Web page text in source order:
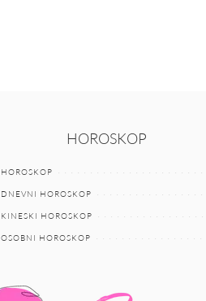
HOROSKOP
HOROSKOP
DNEVNI HOROSKOP
KINESKI HOROSKOP
OSOBNI HOROSKOP